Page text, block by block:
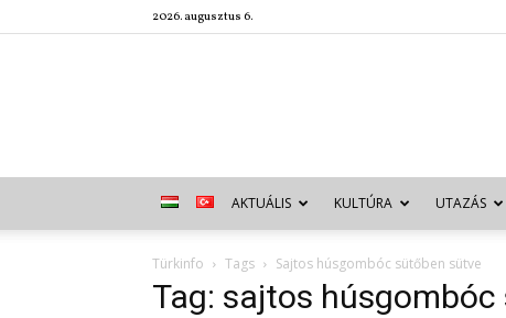
2026. augusztus 6.
AKTUÁLIS KULTÚRA UTAZÁS
Türkinfo Tags Sajtos húsgombóc sütőben sütve
Tag: sajtos